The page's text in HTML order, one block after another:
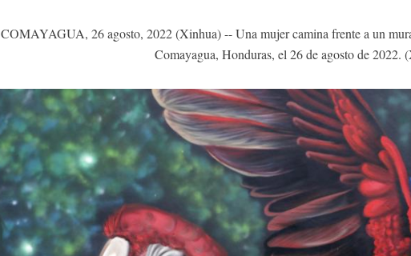
COMAYAGUA, 26 agosto, 2022 (Xinhua) -- Una mujer camina frente a un
Comayagua, Honduras, el 26 de agosto de 2022.